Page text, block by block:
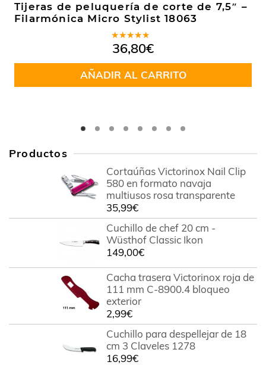
Tijeras de peluquería de corte de 7,5″ –
Filarmónica Micro Stylist 18063
Valorado
en5.00de
5
36,80€
AÑADIR AL CARRITO
Productos
Cortaúñas Victorinox Nail Clip
580 en formato navaja
multiusos rosa transparente
35,99€
Cuchillo de chef 20 cm -
Wüsthof Classic Ikon
149,00€
Cacha trasera Victorinox roja de
111 mm C-8900.4 bloqueo
exterior
2,99€
Cuchillo para despellejar de 18
cm 3 Claveles 1278
16,99€